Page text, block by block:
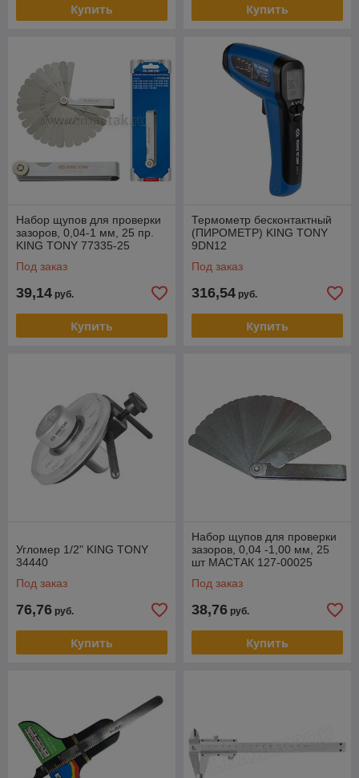
Купить Купить
Набор щупов для проверки
зазоров, 0,04-1 мм, 25 пр.
KING TONY 77335-25
Под заказ
39,14 руб.
Купить
Термометр бесконтактный
(ПИРОМЕТР) KING TONY
9DN12
Под заказ
316,54 руб.
Купить
Угломер 1/2" KING TONY
34440
Под заказ
76,76 руб.
Купить
Набор щупов для проверки
зазоров, 0,04 -1,00 мм, 25
шт МАСТАК 127-00025
Под заказ
38,76 руб.
Купить